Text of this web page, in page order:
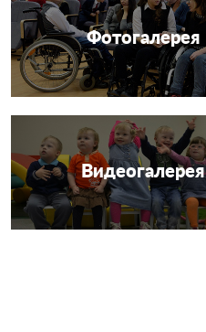
Фотогалерея
Видеогалерея